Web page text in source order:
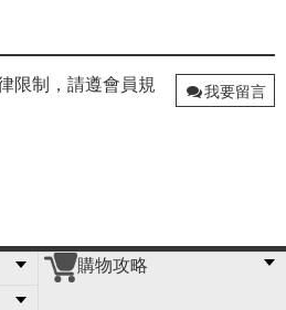
限制，請遵會員規
我要留言
購物攻略